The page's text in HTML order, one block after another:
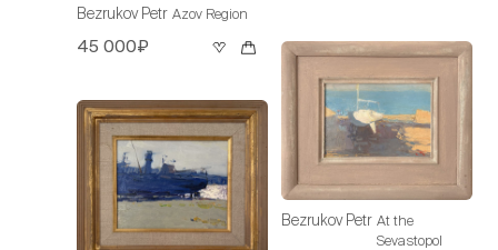
Bezrukov Petr Azov Region
45 000₽
Bezrukov Petr At the
Sevastopol